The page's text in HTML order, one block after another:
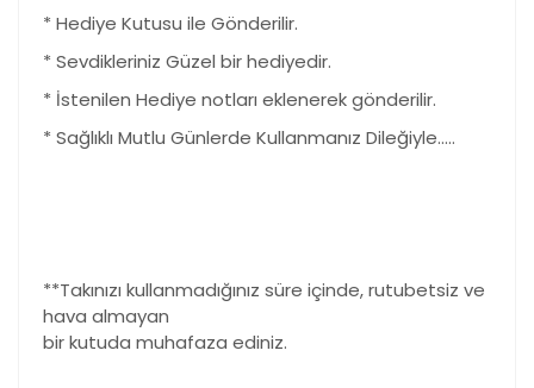
* Hediye Kutusu ile Gönderilir.
* Sevdikleriniz Güzel bir hediyedir.
* İstenilen Hediye notları eklenerek gönderilir.
* Sağlıklı Mutlu Günlerde Kullanmanız Dileğiyle.....
**Takınızı kullanmadığınız süre içinde, rutubetsiz ve
hava almayan
bir kutuda muhafaza ediniz.